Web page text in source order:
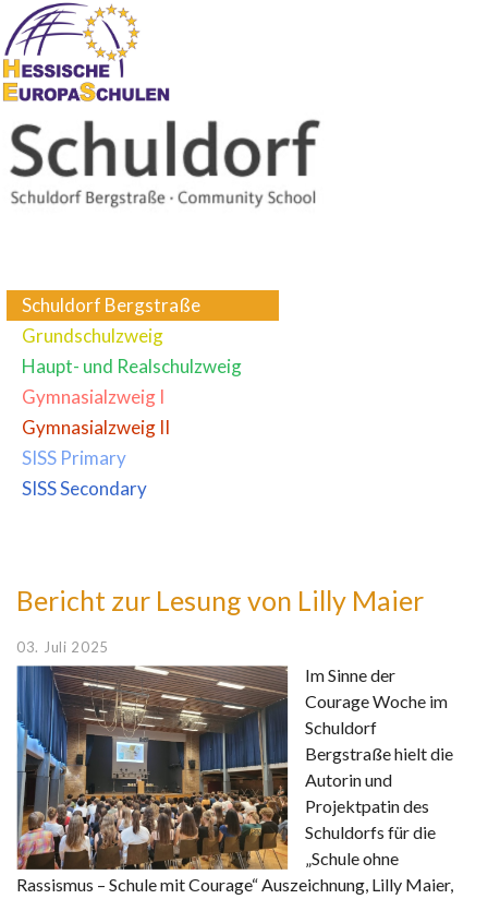
Schuldorf Bergstraße
Grundschulzweig
Haupt- und Realschulzweig
Gymnasialzweig I
Gymnasialzweig II
SISS Primary
SISS Secondary
Bericht zur Lesung von Lilly Maier
03. Juli 2025
Im Sinne der
Courage Woche im
Schuldorf
Bergstraße hielt die
Autorin und
Projektpatin des
Schuldorfs für die
„Schule ohne
Rassismus – Schule mit Courage“ Auszeichnung, Lilly Maier,